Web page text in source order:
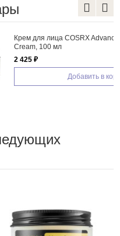
Advanced Snail 92 All in one
в корзину